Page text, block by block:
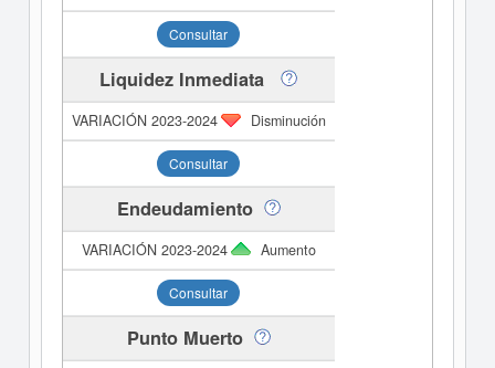
Consultar
Liquidez Inmediata
Disminución
Consultar
Endeudamiento
Aumento
Consultar
Punto Muerto